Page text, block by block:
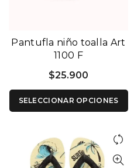
Pantufla niño toalla Art
1100 F
$25.900
SELECCIONAR OPCIONES